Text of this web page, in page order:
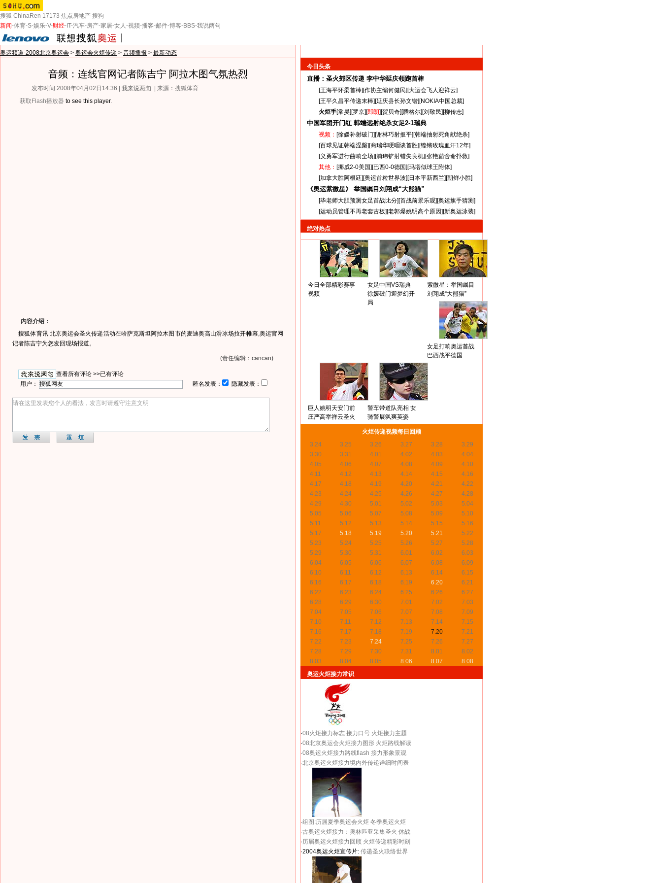
搜狐 ChinaRen 17173 焦点房地产 搜狗
新闻-体育-S-娱乐-V-财经- IT-汽车-房产-家居-女人-视频-播客-邮件-博客-BBS-我说两句
奥运频道-2008北京奥运会 > 奥运会火炬传递 > 音频播报 > 最新动态
音频：连线官网记者陈吉宁 阿拉木图气氛热烈
发布时间:2008年04月02日14:36 | 我来说两句
| 来源：搜狐体育
获取Flash播放器 to see this player.
内容介绍：
搜狐体育讯 北京奥运会圣火传递活动在哈萨克斯坦阿拉木图市的麦迪奥高山滑冰场拉开帷幕,奥运官网
记者陈吉宁为您发回现场报道。
(责任编辑：cancan)
查看所有评论 >>已有评论
用户：
匿名发表： 隐藏发表：
今日头条
直播：圣火郊区传递 李中华延庆领跑首棒
[王海平怀柔首棒][作协主编何健民][大运会飞人迎祥云]
[王平久昌平传递末棒][延庆县长孙文锴][NOKIA中国总裁]
火炬手[常昊][罗京][郎朗][贺贝奇][腾格尔][刘敬民][柳传志]
中国军团开门红 韩端远射绝杀女足2-1瑞典
视频： [徐媛补射破门][谢林巧射扳平][韩端抽射死角献绝杀]
[百球见证韩端涅槃][商瑞华哽咽谈首胜][铿锵玫瑰血汗12年]
[义勇军进行曲响全场][浦玮铲射错失良机][张艳茹舍命扑救]
其他： [挪威2-0美国][巴西0-0德国][玛塔似球王附体]
[加拿大胜阿根廷][奥运首粒世界波][日本平新西兰][朝鲜小胜]
《奥运紫微星》 举国瞩目刘翔成“大熊猫”
[毕老师大胆预测女足首战比分][首战前景乐观][奥运旗手猜测]
[运动员管理不再老套古板][老郭爆姚明高个原因][新奥运泳装]
绝对热点
今日全部精彩赛事
视频
女足中国VS瑞典
徐媛破门迎梦幻开
局
紫微星：举国瞩目
刘翔成“大熊猫”
女足打响奥运首战
巴西战平德国
巨人姚明天安门前
庄严高举祥云圣火
警车带道队亮相 女
骑警展飒爽英姿
火炬传递视频每日回顾
3.24
3.25 3.26 3.27 3.28
3.29
3.30
3.31 4.01 4.02 4.03
4.04
4.05
4.06 4.07 4.08 4.09
4.10
4.11
4.12 4.13 4.14 4.15
4.16
4.17
4.18 4.19 4.20 4.21
4.22
4.23
4.24 4.25 4.26 4.27
4.28
4.29
4.30 5.01 5.02 5.03
5.04
5.05
5.06 5.07 5.08 5.09
5.10
5.11
5.12 5.13 5.14 5.15
5.16
5.17
5.18 5.19 5.20 5.21
5.22
5.23
5.24 5.25 5.26 5.27
5.28
5.29
5.30 5.31 6.01 6.02
6.03
6.04
6.05 6.06 6.07 6.08
6.09
6.10
6.11 6.12 6.13 6.14
6.15
6.16
6.17 6.18 6.19 6.20
6.21
6.22
6.23 6.24 6.25 6.26
6.27
6.28
6.29 6.30 7.01 7.02
7.03
7.04
7.05 7.06 7.07 7.08
7.09
7.10
7.11 7.12 7.13 7.14
7.15
7.16
7.17 7.18 7.19 7.20
7.21
7.22
7.23 7.24 7.25 7.26
7.27
7.28
7.29 7.30 7.31 8.01
8.02
8.03
8.04 8.05 8.06 8.07
8.08
奥运火炬接力常识
·08火炬接力标志 接力口号 火炬接力主题
·08北京奥运会火炬接力图形 火炬路线解读
·08奥运火炬接力路线flash 接力形象景观
·北京奥运火炬接力境内外传递详细时间表
·组图:历届夏季奥运会火炬 冬季奥运火炬
·古奥运火炬接力：奥林匹亚采集圣火 休战
·历届奥运火炬接力回顾 火炬传递精彩时刻
·2004奥运火炬宣传片: 传递圣火联络世界